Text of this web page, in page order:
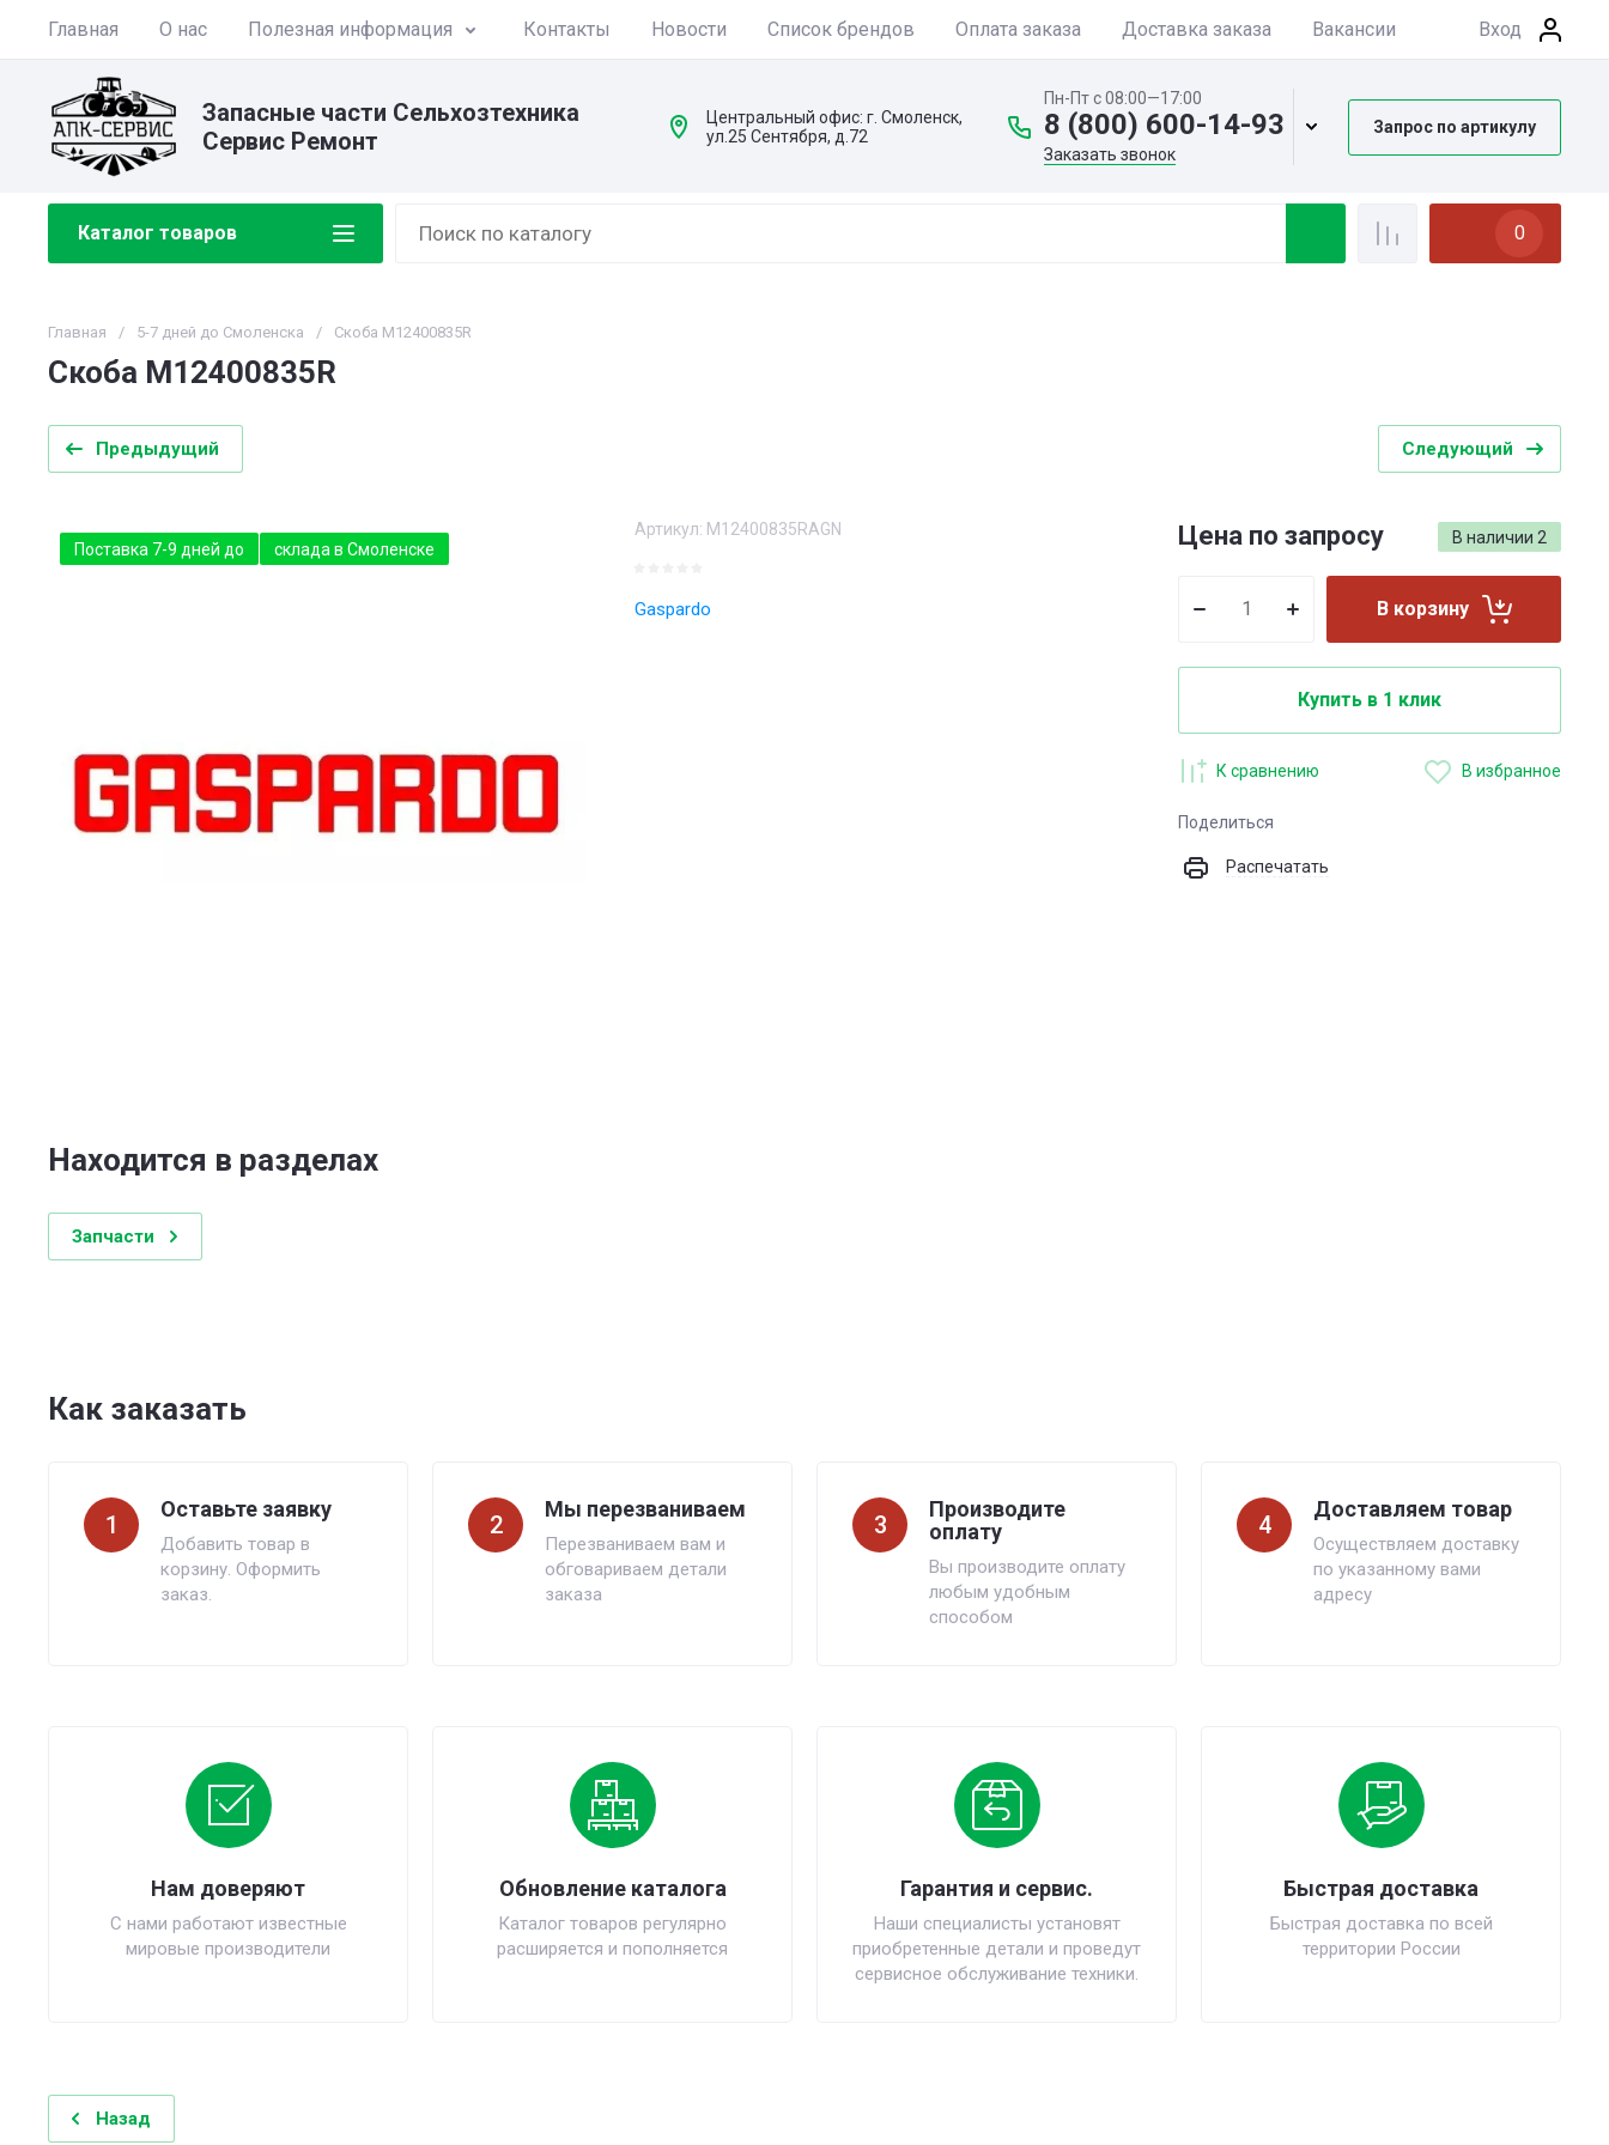
Главная О нас Полезная информация Контакты Новости Список брендов Оплата заказа Доставка заказа Вакансии Вход
Запасные части Сельхозтехника
Сервис Ремонт
Центральный офис: г. Смоленск,
ул.25 Сентября, д.72
Пн-Пт с 08:00—17:00
8 (800) 600-14-93
Заказать звонок
Запрос по артикулу
Каталог товаров 0
Главная / 5-7 дней до Смоленска / Скоба M12400835R
Скоба M12400835R
Предыдущий Следующий
Поставка 7-9 дней до склада в Смоленске
Артикул: M12400835RAGN
Gaspardo
В наличии 2
Цена по запросу
В корзину
Купить в 1 клик
К сравнению В избранное
Поделиться
Распечатать
Находится в разделах
Запчасти
Как заказать
1
Оставьте заявку
Добавить товар в
корзину. Оформить
заказ.
2
Мы перезваниваем
Перезваниваем вам и
обговариваем детали
заказа
3
Производите
оплату
Вы производите оплату
любым удобным
способом
4
Доставляем товар
Осуществляем доставку
по указанному вами
адресу
Нам доверяют
С нами работают известные
мировые производители
Обновление каталога
Каталог товаров регулярно
расширяется и пополняется
Гарантия и сервис.
Наши специалисты установят
приобретенные детали и проведут
сервисное обслуживание техники.
Быстрая доставка
Быстрая доставка по всей
территории России
Назад